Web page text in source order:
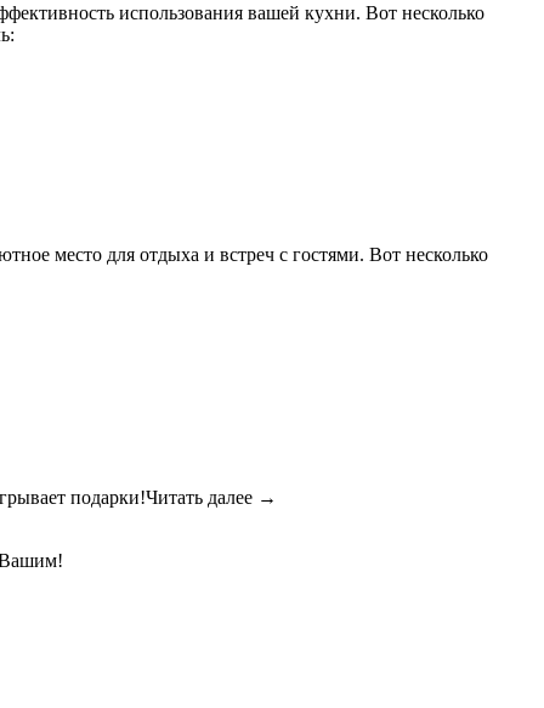
использования вашей кухни. Вот несколько
место для отдыха и встреч с гостями. Вот несколько
подарки!Читать далее →
Вашим!